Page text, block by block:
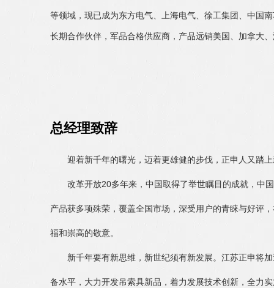
等领域，现已成为东方电气、上海电气、徐工集团、中国
长期合作伙伴，军品合格供应商，产品远销美国、加拿大
总经理致辞
迎着新千年的曙光，迈着更雄健的步伐，正申人又踏
改革开放20多年来，中国取得了举世瞩目的成就，中国
产品获多项殊荣，覆盖全国市场，深受用户的青睐与好评
福和崇高的敬意。
新千年要有新思维，新世纪须有新发展。江苏正申将加
备水平，大力开发吊索具新品，着力发展技术创新，全力